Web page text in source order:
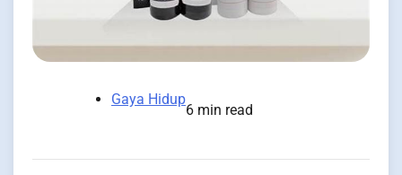
Gaya Hidup
6 min read